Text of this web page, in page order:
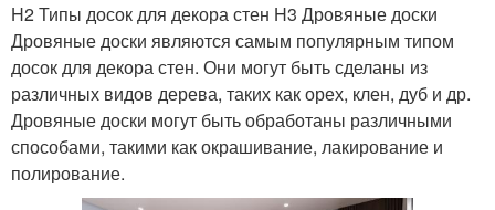
H2 Типы досок для декора стен H3 Дровяные доски
Дровяные доски являются самым популярным типом
досок для декора стен. Они могут быть сделаны из
различных видов дерева, таких как орех, клен, дуб и др.
Дровяные доски могут быть обработаны различными
способами, такими как окрашивание, лакирование и
полирование.